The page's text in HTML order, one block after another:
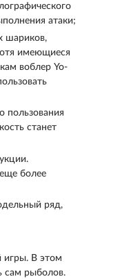
атаки;
шариков,
имеющиеся
воблер Yo-
пользования
станет
более
ряд,
игры. В этом
сам рыболов.